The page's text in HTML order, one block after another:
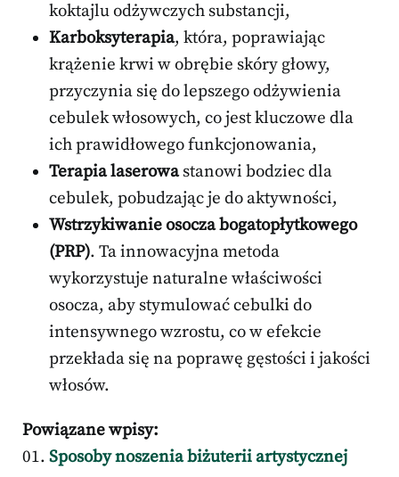
koktajlu odżywczych substancji,
Karboksyterapia, która, poprawiając
krążenie krwi w obrębie skóry głowy,
przyczynia się do lepszego odżywienia
cebulek włosowych, co jest kluczowe dla
ich prawidłowego funkcjonowania,
Terapia laserowastanowi bodziec dla
cebulek, pobudzając je do aktywności,
Wstrzykiwanie osocza bogatopłytkowego
(PRP). Ta innowacyjna metoda
wykorzystuje naturalne właściwości
osocza, aby stymulować cebulki do
intensywnego wzrostu, co w efekcie
przekłada się na poprawę gęstości i jakości
włosów.
Powiązane wpisy:
Sposoby noszenia biżuterii artystycznej